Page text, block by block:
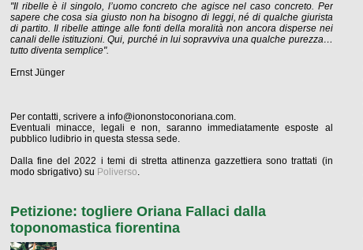
"Il ribelle è il singolo, l’uomo concreto che agisce nel caso concreto. Per
sapere che cosa sia giusto non ha bisogno di leggi, né di qualche giurista
di partito. Il ribelle attinge alle fonti della moralità non ancora disperse nei
canali delle istituzioni. Qui, purché in lui sopravviva una qualche purezza…
tutto diventa semplice".
Ernst Jünger
Per contatti, scrivere a info@iononstoconoriana.com.
Eventuali minacce, legali e non, saranno immediatamente esposte al
pubblico ludibrio in questa stessa sede.
Dalla fine del 2022 i temi di stretta attinenza gazzettiera sono trattati (in
modo sbrigativo) su Poliverso.
Petizione: togliere Oriana Fallaci dalla
toponomastica fiorentina